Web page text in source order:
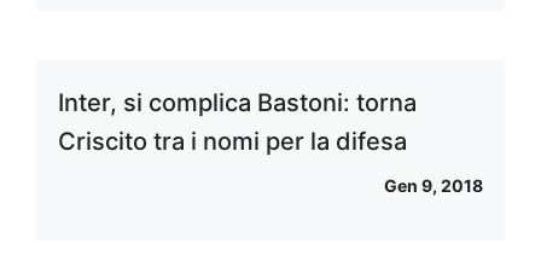
Inter, si complica Bastoni: torna
Criscito tra i nomi per la difesa
Gen 9, 2018